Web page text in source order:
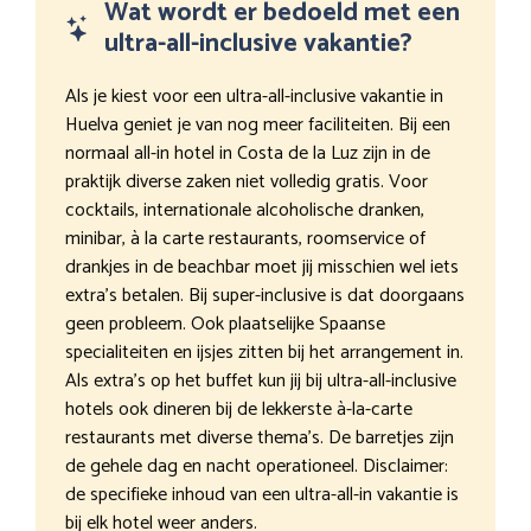
Wat wordt er bedoeld met een
ultra-all-inclusive vakantie?
Als je kiest voor een ultra-all-inclusive vakantie in
Huelva geniet je van nog meer faciliteiten. Bij een
normaal all-in hotel in Costa de la Luz zijn in de
praktijk diverse zaken niet volledig gratis. Voor
cocktails, internationale alcoholische dranken,
minibar, à la carte restaurants, roomservice of
drankjes in de beachbar moet jij misschien wel iets
extra’s betalen. Bij super-inclusive is dat doorgaans
geen probleem. Ook plaatselijke Spaanse
specialiteiten en ijsjes zitten bij het arrangement in.
Als extra’s op het buffet kun jij bij ultra-all-inclusive
hotels ook dineren bij de lekkerste à-la-carte
restaurants met diverse thema’s. De barretjes zijn
de gehele dag en nacht operationeel. Disclaimer:
de specifieke inhoud van een ultra-all-in vakantie is
bij elk hotel weer anders.